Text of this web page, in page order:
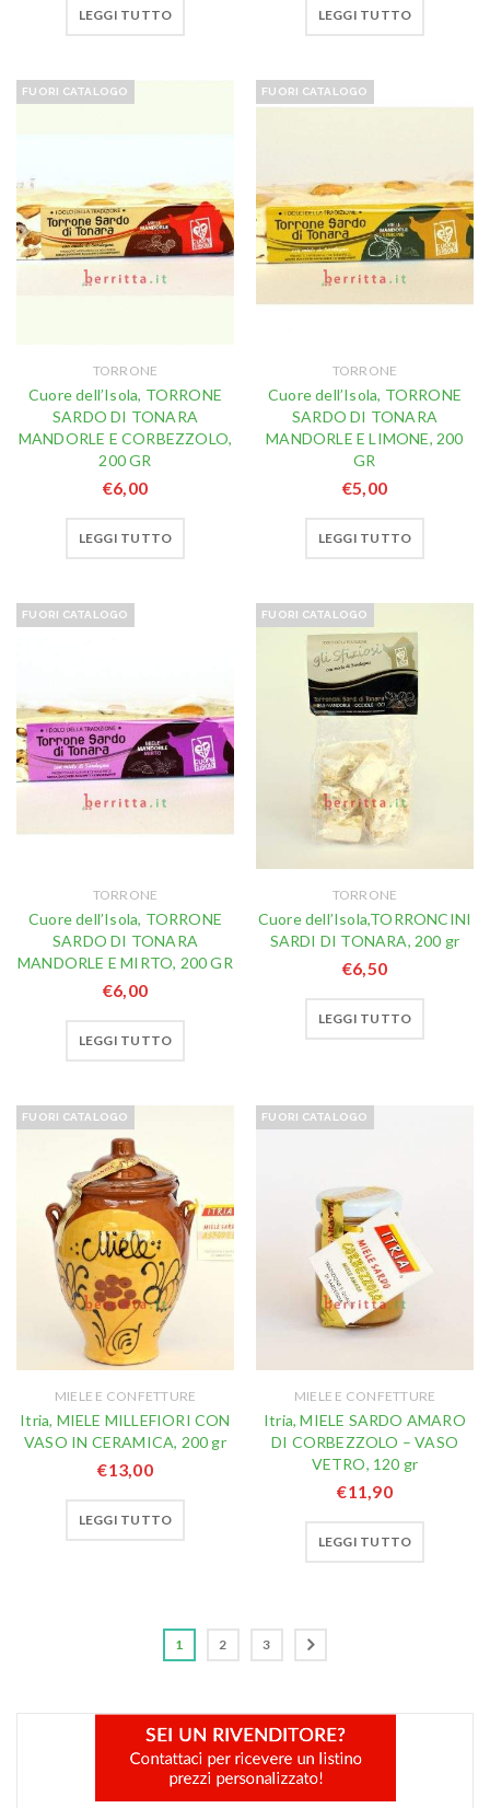
LEGGI TUTTO LEGGI TUTTO
FUORI CATALOGO
TORRONE
Cuore dell’Isola, TORRONE
SARDO DI TONARA
MANDORLE E CORBEZZOLO,
200 GR
€6,00
LEGGI TUTTO
FUORI CATALOGO
TORRONE
Cuore dell’Isola, TORRONE
SARDO DI TONARA
MANDORLE E LIMONE, 200
GR
€5,00
LEGGI TUTTO
FUORI CATALOGO
TORRONE
Cuore dell’Isola, TORRONE
SARDO DI TONARA
MANDORLE E MIRTO, 200 GR
€6,00
LEGGI TUTTO
FUORI CATALOGO
TORRONE
Cuore dell’Isola,TORRONCINI
SARDI DI TONARA, 200 gr
€6,50
LEGGI TUTTO
FUORI CATALOGO
MIELE E CONFETTURE
Itria, MIELE MILLEFIORI CON
VASO IN CERAMICA, 200 gr
€13,00
LEGGI TUTTO
FUORI CATALOGO
MIELE E CONFETTURE
Itria, MIELE SARDO AMARO
DI CORBEZZOLO – VASO
VETRO, 120 gr
€11,90
LEGGI TUTTO
1 2 3